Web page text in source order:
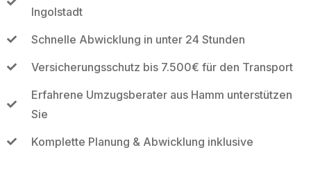
Ingolstadt
Schnelle Abwicklung in unter 24 Stunden
Versicherungsschutz bis 7.500€ für den Transport
Erfahrene Umzugsberater aus Hamm unterstützen
Sie
Komplette Planung & Abwicklung inklusive